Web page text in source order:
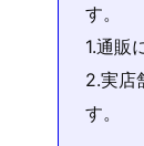
す。
1.通販
2.実店
す。